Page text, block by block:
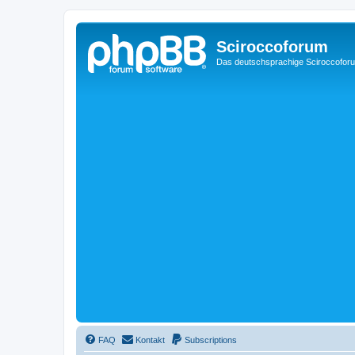
Sciroccoforum
Das deutschsprachige
FAQ Kontakt Subscriptions